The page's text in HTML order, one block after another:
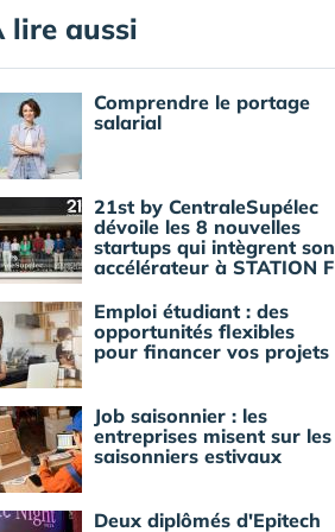
lire aussi
Comprendre le portage
salarial
21st by CentraleSupélec
dévoile les 8 nouvelles
startups qui intègrent son
accélérateur à STATION F
Emploi étudiant : des
opportunités flexibles
pour financer vos projets
Job saisonnier : les
entreprises misent sur les
saisonniers estivaux
Deux diplômés d'Epitech